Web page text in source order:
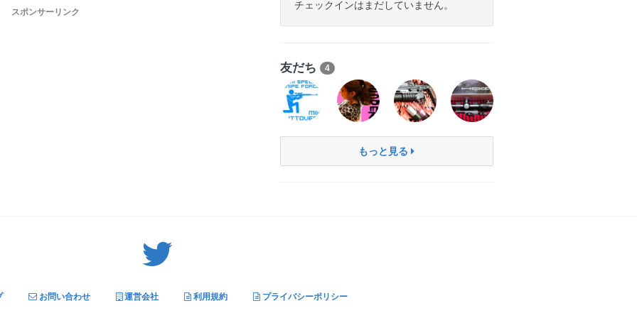
スポンサーリンク
チェックインはまだしていません。
友だち 4
もっと見る
お問い合わせ 運営会社 利用規約 プライバシーポリシー